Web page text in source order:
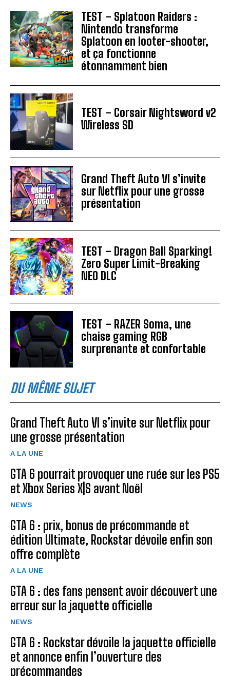
TEST – Splatoon Raiders :
Nintendo transforme
Splatoon en looter-shooter,
et ça fonctionne
étonnamment bien
TEST – Corsair Nightsword v2
Wireless SD
Grand Theft Auto VI s’invite
sur Netflix pour une grosse
présentation
TEST – Dragon Ball Sparking!
Zero Super Limit-Breaking
NEO DLC
TEST – RAZER Soma, une
chaise gaming RGB
surprenante et confortable
DU MÊME SUJET
Grand Theft Auto VI s’invite sur Netflix pour
une grosse présentation
A LA UNE
GTA 6 pourrait provoquer une ruée sur les PS5
et Xbox Series X|S avant Noël
NEWS
GTA 6 : prix, bonus de précommande et
édition Ultimate, Rockstar dévoile enfin son
offre complète
A LA UNE
GTA 6 : des fans pensent avoir découvert une
erreur sur la jaquette officielle
NEWS
GTA 6 : Rockstar dévoile la jaquette officielle
et annonce enfin l’ouverture des
précommandes